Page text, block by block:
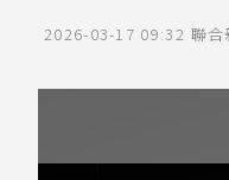
2026-03-17 09:32 聯合